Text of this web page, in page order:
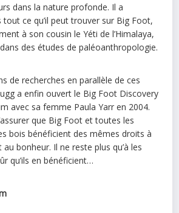
dans la nature profonde. Il a
ce qu’il peut trouver sur Big Foot,
à son cousin le Yéti de l’Himalaya,
des études de paléoanthropologie.
de recherches en parallèle de ces
a enfin ouvert le Big Foot Discovery
avec sa femme Paula Yarr en 2004.
que Big Foot et toutes les
bois bénéficient des mêmes droits à
bonheur. Il ne reste plus qu’à les
qu’ils en bénéficient…